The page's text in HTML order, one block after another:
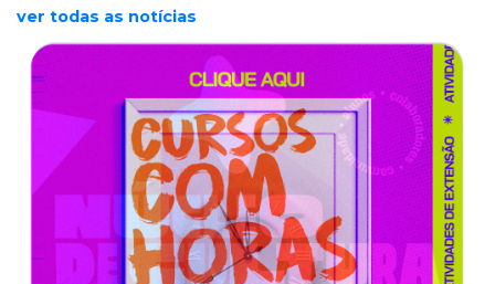
ver todas as notícias